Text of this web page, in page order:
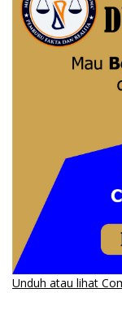
Unduh atau lihat